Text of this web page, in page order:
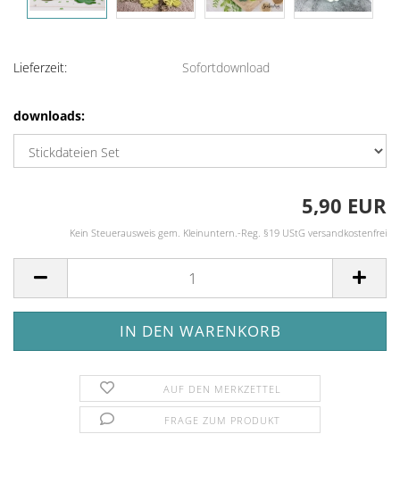
Lieferzeit: Sofortdownload
downloads:
5,90 EUR
Kein Steuerausweis gem. Kleinuntern.-Reg. §19 UStG versandkostenfrei
AUF DEN MERKZETTEL
FRAGE ZUM PRODUKT